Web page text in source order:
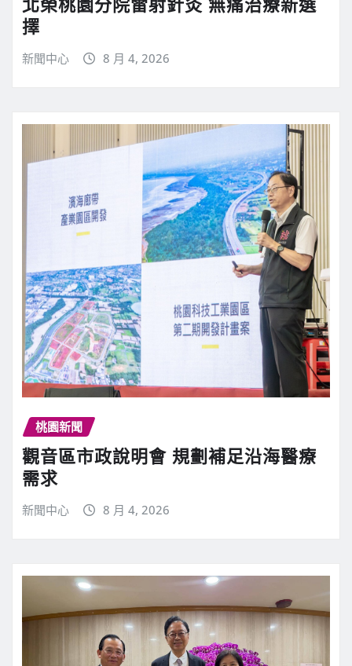
擇
新聞中心 8 月 4, 2026
桃園新聞
觀音區市政說明會 規劃補足沿海醫療
需求
新聞中心 8 月 4, 2026